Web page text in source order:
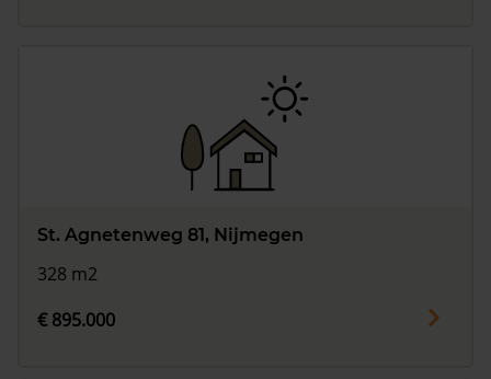
St. Agnetenweg 81, Nijmegen
328 m2
€ 895.000